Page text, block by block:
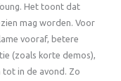
Het toont dat
mag worden. Voor
vooraf, betere
(zoals korte demos),
tot in de avond. Zo